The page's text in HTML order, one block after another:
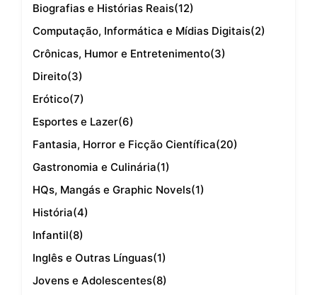
Biografias e Histórias Reais(12)
Computação, Informática e Mídias Digitais(2)
Crônicas, Humor e Entretenimento(3)
Direito(3)
Erótico(7)
Esportes e Lazer(6)
Fantasia, Horror e Ficção Científica(20)
Gastronomia e Culinária(1)
HQs, Mangás e Graphic Novels(1)
História(4)
Infantil(8)
Inglês e Outras Línguas(1)
Jovens e Adolescentes(8)